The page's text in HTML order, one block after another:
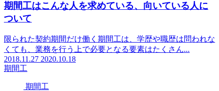
期間工はこんな人を求めている、向いている人に
ついて
限られた契約期間だけ働く期間工は、学歴や職歴は問われな
くても、業務を行う上で必要となる要素はたくさん...
2018.11.27 2020.10.18
期間工
期間工